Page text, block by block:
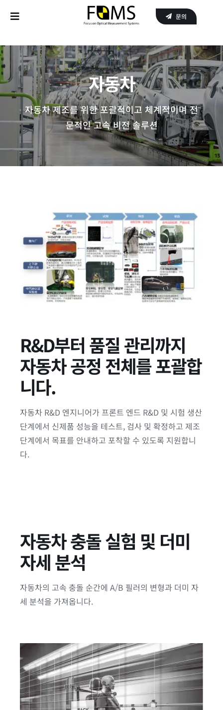
Toggle
Home
Products
APPLICATIONS
SERVICE
About Us
문의
자동차
자동차 제조를 위한 포괄적이고 체계적이며 전
문적인 고속 비전 솔루션
R&D부터 품질 관리까지
자동차 공정 전체를 포괄합
니다.
자동차 R&D 엔지니어가 프론트 엔드 R&D 및 시험 생산
단계에서 신제품 성능을 테스트, 검사 및 확정하고 제조
단계에서 목표를 안내하고 포착할 수 있도록 지원합니
다.
자동차 충돌 실험 및 더미
자세 분석
자동차의 고속 충돌 순간에 A/B 필러의 변형과 더미 자
세 분석을 가져옵니다.